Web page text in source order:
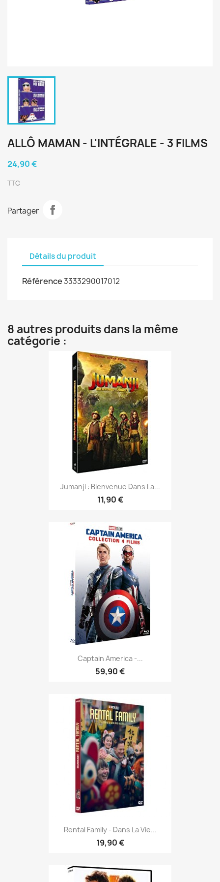
ALLÔ MAMAN - L'INTÉGRALE - 3 FILMS
24,90 €
TTC
Partager
Détails du produit
Référence3333290017012
8 autres produits dans la même
catégorie :
Jumanji : Bienvenue Dans La...
11,90 €
Captain America -...
59,90 €
Rental Family - Dans La Vie...
19,90 €